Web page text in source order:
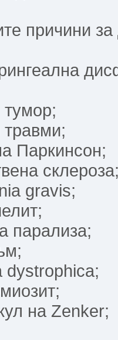
причини
Паркинсон;
склероза;
gravis;
парализа;
dystrophica;
на Zenker;